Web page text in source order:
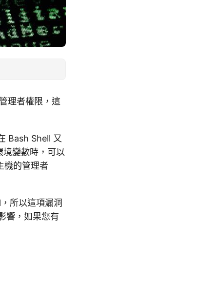
理者權限，這
Bash Shell 又
變數時，可以
機的管理者
所以這項漏洞
響，如果您有